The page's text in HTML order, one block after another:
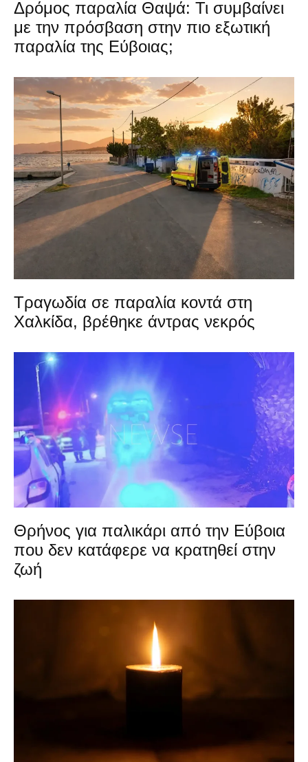
Δρόμος παραλία Θαψά: Τι συμβαίνει
με την πρόσβαση στην πιο εξωτική
παραλία της Εύβοιας;
Τραγωδία σε παραλία κοντά στη
Χαλκίδα, βρέθηκε άντρας νεκρός
Θρήνος για παλικάρι από την Εύβοια
που δεν κατάφερε να κρατηθεί στην
ζωή